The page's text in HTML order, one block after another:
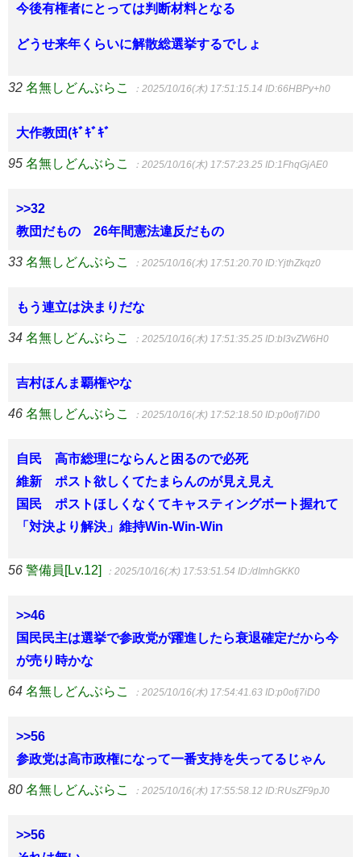
今後有権者にとっては判断材料となる
どうせ来年くらいに解散総選挙するでしょ
32 名無しどんぶらこ ：2025/10/16(木) 17:51:15.14 ID:66HBPy+h0
大作教団(ｷﾞｷﾞｷﾞ
95 名無しどんぶらこ ：2025/10/16(木) 17:57:23.25 ID:1FhqGjAE0
>>32
教団だもの 26年間憲法違反だもの
33 名無しどんぶらこ ：2025/10/16(木) 17:51:20.70 ID:YjthZkqz0
もう連立は決まりだな
34 名無しどんぶらこ ：2025/10/16(木) 17:51:35.25 ID:bI3vZW6H0
吉村ほんま覇権やな
46 名無しどんぶらこ ：2025/10/16(木) 17:52:18.50 ID:p0ofj7iD0
自民 高市総理にならんと困るので必死
維新 ポスト欲しくてたまらんのが見え見え
国民 ポストほしくなくてキャスティングボート握れて
「対決より解決」維持Win-Win-Win
56 警備員[Lv.12] ：2025/10/16(木) 17:53:51.54 ID:/dImhGKK0
>>46
国民民主は選挙で参政党が躍進したら衰退確定だから今
が売り時かな
64 名無しどんぶらこ ：2025/10/16(木) 17:54:41.63 ID:p0ofj7iD0
>>56
参政党は高市政権になって一番支持を失ってるじゃん
80 名無しどんぶらこ ：2025/10/16(木) 17:55:58.12 ID:RUsZF9pJ0
>>56